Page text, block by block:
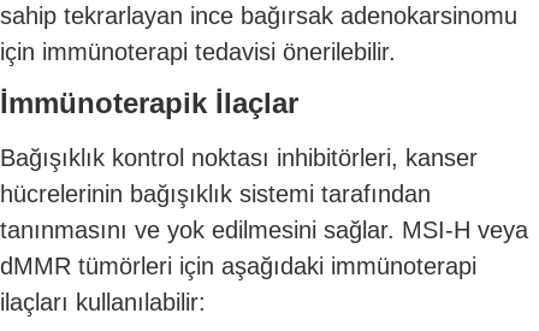
sahip tekrarlayan ince bağırsak adenokarsinomu
için immünoterapi tedavisi önerilebilir.
İmmünoterapik İlaçlar
Bağışıklık kontrol noktası inhibitörleri, kanser
hücrelerinin bağışıklık sistemi tarafından
tanınmasını ve yok edilmesini sağlar. MSI-H veya
dMMR tümörleri için aşağıdaki immünoterapi
ilaçları kullanılabilir: